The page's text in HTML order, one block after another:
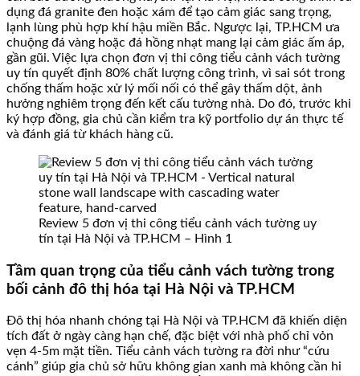
dụng đá granite đen hoặc xám để tạo cảm giác sang trọng,
lạnh lùng phù hợp khí hậu miền Bắc. Ngược lại, TP.HCM ưa
chuộng đá vàng hoặc đá hồng nhạt mang lại cảm giác ấm áp,
gần gũi. Việc lựa chọn đơn vị thi công tiểu cảnh vách tường
uy tín quyết định 80% chất lượng công trình, vì sai sót trong
chống thấm hoặc xử lý mối nối có thể gây thấm dột, ảnh
hưởng nghiêm trọng đến kết cấu tường nhà. Do đó, trước khi
ký hợp đồng, gia chủ cần kiểm tra kỹ portfolio dự án thực tế
và đánh giá từ khách hàng cũ.
Review 5 đơn vị thi công tiểu cảnh vách tường uy
tín tại Hà Nội và TP.HCM – Hình 1
Tầm quan trọng của tiểu cảnh vách tường trong
bối cảnh đô thị hóa tại Hà Nội và TP.HCM
Đô thị hóa nhanh chóng tại Hà Nội và TP.HCM đã khiến diện
tích đất ở ngày càng hạn chế, đặc biệt với nhà phố chỉ vỏn
vẹn 4-5m mặt tiền. Tiểu cảnh vách tường ra đời như “cứu
cánh” giúp gia chủ sở hữu không gian xanh mà không cần hi